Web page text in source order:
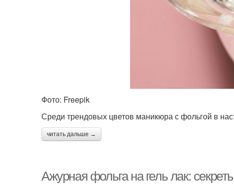
Фото: Freepik
Среди трендовых цветов маникюра с фольгой в
читать дальше →
Ажурная фольга на гель лак: